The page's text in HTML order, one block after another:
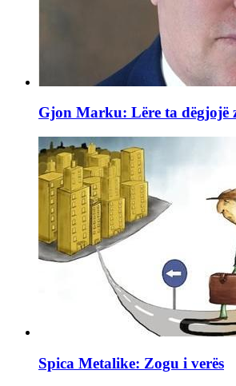
Gjon Marku: Lëre ta dëgjojë
Spica Metalike: Zogu i verës